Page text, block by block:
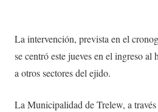
La intervención, prevista en el
se centró este jueves en el ingreso al
a otros sectores del ejido.
La Municipalidad de Trelew, a